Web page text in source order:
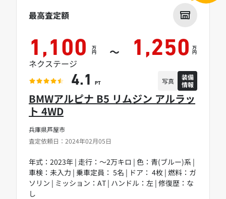
兵庫県芦屋市
査定依頼日：2024年02月05日
BMWアルピナ B5 リムジン アルラッ
ト 4WD
年式：2023年 | 走行：～2万キロ | 色：青(ブルー)系 |
車検：未入力 | 乗車定員： 5名 | ドア： 4枚 | 燃料：ガ
ソリン | ミッション：AT | ハンドル：左 | 修復歴：な
し
最高査定額
1,100 万
円 ～ 1,250 万
円
ネクステージ
4.1 PT 写真
装備
情報